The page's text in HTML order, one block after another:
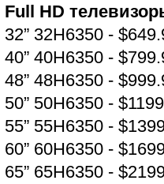
Full HD
32” 32H6350 -
40” 40H6350 -
48” 48H6350 -
50” 50H6350 -
55” 55H6350 -
60” 60H6350 -
65” 65H6350 -